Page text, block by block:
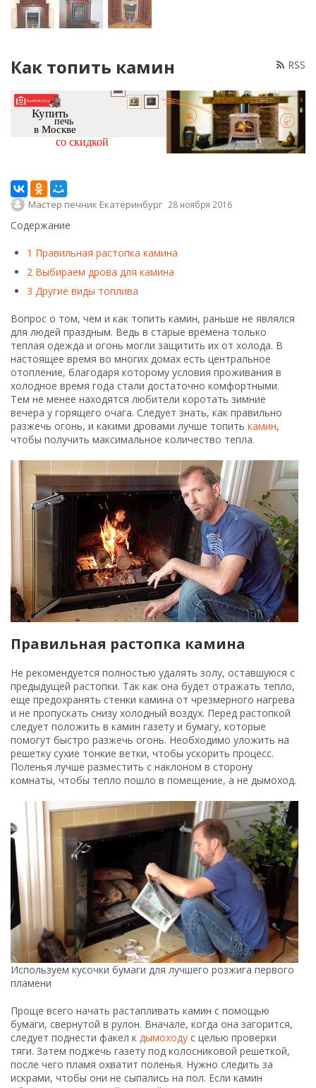
RSS
Как топить камин
Купить
печь
в Москве
со скидкой
Мастер печник Екатеринбург 28 ноября 2016
Содержание
1 Правильная растопка камина
2 Выбираем дрова для камина
3 Другие виды топлива
Вопрос о том, чем и как топить камин, раньше не являлся
для людей праздным. Ведь в старые времена только
теплая одежда и огонь могли защитить их от холода. В
настоящее время во многих домах есть центральное
отопление, благодаря которому условия проживания в
холодное время года стали достаточно комфортными.
Тем не менее находятся любители коротать зимние
вечера у горящего очага. Следует знать, как правильно
разжечь огонь, и какими дровами лучше топить камин,
чтобы получить максимальное количество тепла.
Правильная растопка камина
Не рекомендуется полностью удалять золу, оставшуюся с
предыдущей растопки. Так как она будет отражать тепло,
еще предохранять стенки камина от чрезмерного нагрева
и не пропускать снизу холодный воздух. Перед растопкой
следует положить в камин газету и бумагу, которые
помогут быстро разжечь огонь. Необходимо уложить на
решетку сухие тонкие ветки, чтобы ускорить процесс.
Поленья лучше разместить с наклоном в сторону
комнаты, чтобы тепло пошло в помещение, а не дымоход.
Используем кусочки бумаги для лучшего розжига первого
пламени
Проще всего начать растапливать камин с помощью
бумаги, свернутой в рулон. Вначале, когда она загорится,
следует поднести факел к дымоходу с целью проверки
тяги. Затем поджечь газету под колосниковой решеткой,
после чего пламя охватит поленья. Нужно следить за
искрами, чтобы они не сыпались на пол. Если камин